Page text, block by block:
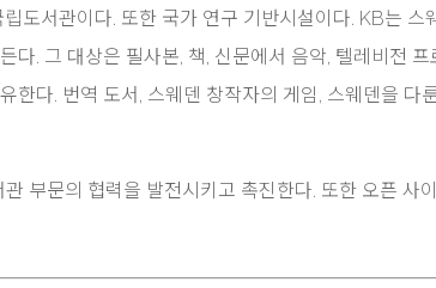
도서관이다. 또한 국가 연구 기반시설이다. KB는 스
다. 그 대상은 필사본, 책, 신문에서 음악, 텔레비전 프
한다. 번역 도서, 스웨덴 창작자의 게임, 스웨덴을 다
부문의 협력을 발전시키고 촉진한다. 또한 오픈 사